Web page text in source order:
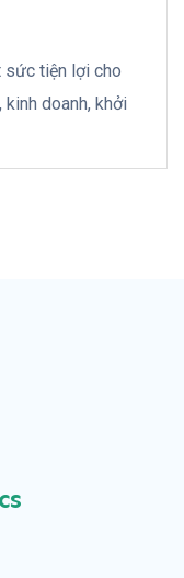
sức tiện lợi cho
kinh doanh, khởi